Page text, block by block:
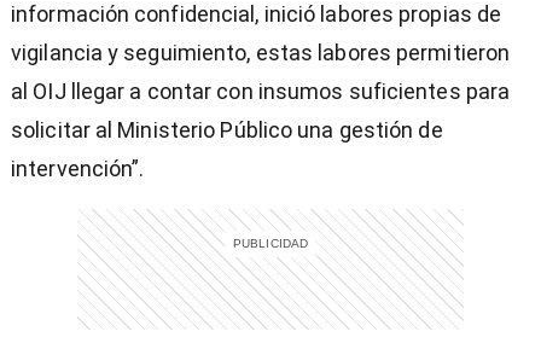
información confidencial, inició labores propias de
vigilancia y seguimiento, estas labores permitieron
al OIJ llegar a contar con insumos suficientes para
solicitar al Ministerio Público una gestión de
intervención”.